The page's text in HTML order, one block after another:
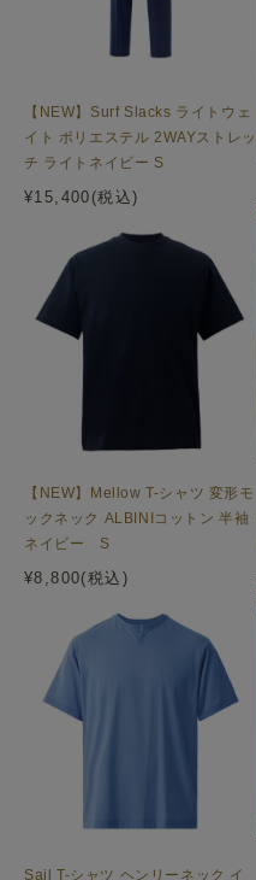
【NEW】Surf Slacks ライトウェ
イト ポリエステル 2WAYストレッ
チ ライトネイビー S
¥15,400(税込)
【NEW】Mellow T-シャツ 変形モ
ックネック ALBINIコットン 半袖
ネイビー S
¥8,800(税込)
Sail T-シャツ ヘンリーネック イ